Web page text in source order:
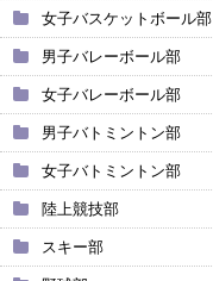
女子バスケットボール部
男子バレーボール部
女子バレーボール部
男子バトミントン部
女子バトミントン部
陸上競技部
スキー部